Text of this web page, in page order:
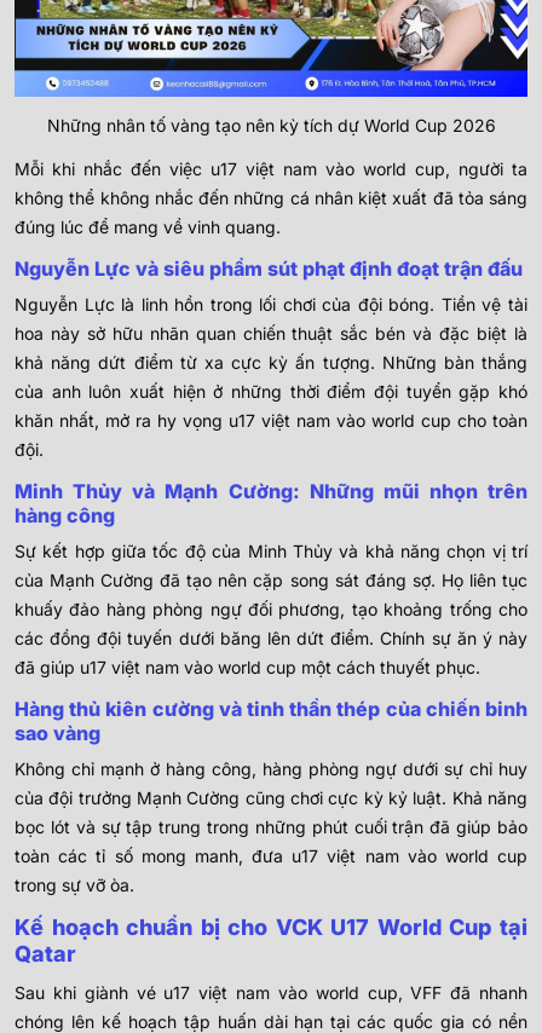
Những nhân tố vàng tạo nên kỳ tích dự World Cup 2026
Mỗi khi nhắc đến việc u17 việt nam vào world cup, người ta
không thể không nhắc đến những cá nhân kiệt xuất đã tỏa sáng
đúng lúc để mang về vinh quang.
Nguyễn Lực và siêu phẩm sút phạt định đoạt trận đấu
Nguyễn Lực là linh hồn trong lối chơi của đội bóng. Tiền vệ tài
hoa này sở hữu nhãn quan chiến thuật sắc bén và đặc biệt là
khả năng dứt điểm từ xa cực kỳ ấn tượng. Những bàn thắng
của anh luôn xuất hiện ở những thời điểm đội tuyển gặp khó
khăn nhất, mở ra hy vọng u17 việt nam vào world cup cho toàn
đội.
Minh Thủy và Mạnh Cường: Những mũi nhọn trên
hàng công
Sự kết hợp giữa tốc độ của Minh Thủy và khả năng chọn vị trí
của Mạnh Cường đã tạo nên cặp song sát đáng sợ. Họ liên tục
khuấy đảo hàng phòng ngự đối phương, tạo khoảng trống cho
các đồng đội tuyến dưới băng lên dứt điểm. Chính sự ăn ý này
đã giúp u17 việt nam vào world cup một cách thuyết phục.
Hàng thủ kiên cường và tinh thần thép của chiến binh
sao vàng
Không chỉ mạnh ở hàng công, hàng phòng ngự dưới sự chỉ huy
của đội trưởng Mạnh Cường cũng chơi cực kỳ kỷ luật. Khả năng
bọc lót và sự tập trung trong những phút cuối trận đã giúp bảo
toàn các tỉ số mong manh, đưa u17 việt nam vào world cup
trong sự vỡ òa.
Kế hoạch chuẩn bị cho VCK U17 World Cup tại
Qatar
Sau khi giành vé u17 việt nam vào world cup, VFF đã nhanh
chóng lên kế hoạch tập huấn dài hạn tại các quốc gia có nền